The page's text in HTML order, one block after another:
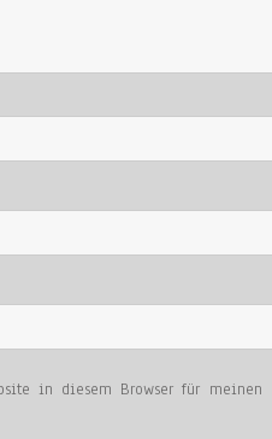
in diesem Browser für meinen